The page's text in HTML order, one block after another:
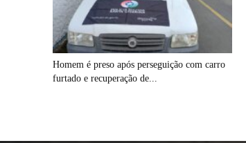
Homem é preso após perseguição com carro
furtado e recuperação de...